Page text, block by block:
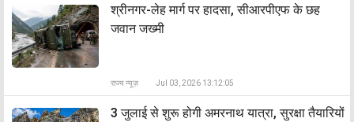
श्रीनगर-लेह मार्ग पर हादसा, सीआरपीएफ के छह
जवान जख्मी
राज्य न्यूज़ Jul 03, 2026 13:12:05
3 जुलाई से शुरू होगी अमरनाथ यात्रा, सुरक्षा तैयारियों